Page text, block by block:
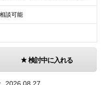
談可能
検討中に入れる